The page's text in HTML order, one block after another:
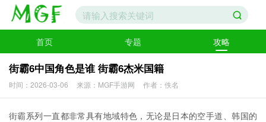
首页 专题 攻略
街霸6中国角色是谁 街霸6杰米国籍
时间：2026-03-06 来源：MGF手游网 作者：佚名
街霸系列一直都非常具有地域特色，无论是日本的空手道、韩国的